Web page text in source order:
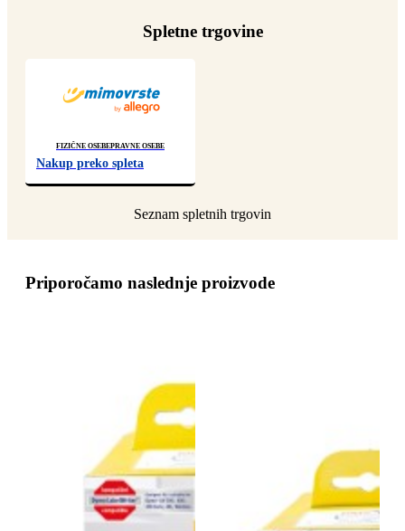
Spletne trgovine
Fizične osebePravne osebe
Nakup preko spleta
Priporočamo naslednje proizvode